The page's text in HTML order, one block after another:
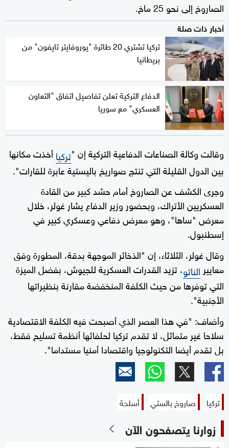
الصاروخ إلى نحو 25 ماخ.
أخبار ذات صلة
تركيا تشتري 20 طائرة "يوروفايتر تايفون" من
بريطانيا
الدفاع التركية تعلن تفاصيل اتفاق "التعاون
العسكري" مع سوريا
وقالت وكالة الصناعات الدفاعية التركية إن "تركياأخذت مكانها
بين الدول القليلة التي تنتج صواريخ باليستية عابرة للقارات".
وجرى الكشف عن الصاروخ أمام حشد كبير من القادة
العسكريين الأتراك، وبحضور وزير الدفاع يشار غولر، خلال
معرض "ساها"، وهو معرض دفاعي وعسكري كبير في
إسطنبول.
وقال غولر، الثلاثاء، إن "الذخائر الموجهة بدقة، المطورة وفق
معايير الناتو، تزيد القدرات العسكرية للجيوش، بفضل الميزة
التي توفرها من حيث الكلفة المنخفضة مقارنة بنظيراتها
الأجنبية".
وأضاف: "في هذا العصر الذي أصبحت فيه الكلفة الاقتصادية
سلاحا غير متماثل، لا تقدم تركيا لحلفائها أنظمة تسليح فقط،
بل تقدم أيضا التكنولوجيا واقتصادا أمنيا مستداما".
تركيا صاروخ بالستي أسلحة
زوارنا يتصفحون الآن